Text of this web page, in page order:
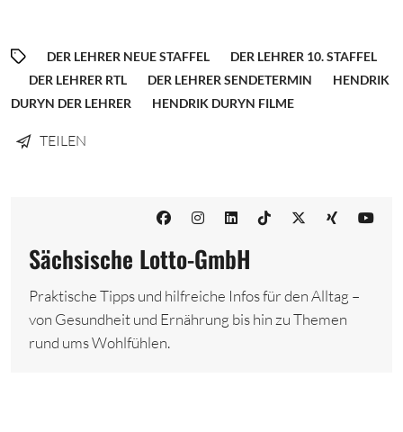
DER LEHRER NEUE STAFFEL
DER LEHRER 10. STAFFEL
DER LEHRER RTL
DER LEHRER SENDETERMIN
HENDRIK
DURYN DER LEHRER
HENDRIK DURYN FILME
TEILEN
Sächsische Lotto-GmbH
Praktische Tipps und hilfreiche Infos für den Alltag –
von Gesundheit und Ernährung bis hin zu Themen
rund ums Wohlfühlen.